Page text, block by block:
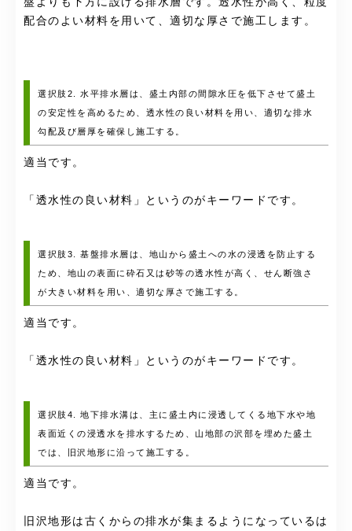
配合のよい材料を用いて、適切な厚さで施工します。
選択肢2. 水平排水層は、盛土内部の間隙水圧を低下させて盛土
の安定性を高めるため、透水性の良い材料を用い、適切な排水
勾配及び層厚を確保し施工する。
適当です。
「透水性の良い材料」というのがキーワードです。
選択肢3. 基盤排水層は、地山から盛土への水の浸透を防止する
ため、地山の表面に砕石又は砂等の透水性が高く、せん断強さ
が大きい材料を用い、適切な厚さで施工する。
適当です。
「透水性の良い材料」というのがキーワードです。
選択肢4. 地下排水溝は、主に盛土内に浸透してくる地下水や地
表面近くの浸透水を排水するため、山地部の沢部を埋めた盛土
では、旧沢地形に沿って施工する。
適当です。
旧沢地形は古くからの排水が集まるようになっているは